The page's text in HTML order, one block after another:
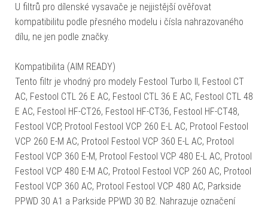
U filtrů pro dílenské vysavače je nejjistější ověřovat
kompatibilitu podle přesného modelu i čísla nahrazovaného
dílu, ne jen podle značky.
Kompatibilita (AIM READY)
Tento filtr je vhodný pro modely Festool Turbo II, Festool CT
AC, Festool CTL 26 E AC, Festool CTL 36 E AC, Festool CTL 48
E AC, Festool HF-CT26, Festool HF-CT36, Festool HF-CT48,
Festool VCP, Protool Festool VCP 260 E-L AC, Protool Festool
VCP 260 E-M AC, Protool Festool VCP 360 E-L AC, Protool
Festool VCP 360 E-M, Protool Festool VCP 480 E-L AC, Protool
Festool VCP 480 E-M AC, Protool Festool VCP 260 AC, Protool
Festool VCP 360 AC, Protool Festool VCP 480 AC, Parkside
PPWD 30 A1 a Parkside PPWD 30 B2. Nahrazuje označení